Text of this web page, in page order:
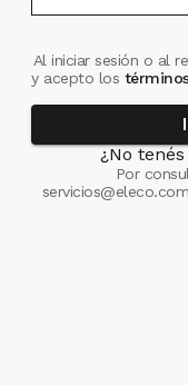
Al iniciar sesión o al
y acepto los
¿No
Por